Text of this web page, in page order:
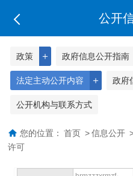
公开
＋
政策 政府信息公开指南
＋
法定主动公开内容 政府
公开机构与联系方式
您的位置： 首页 > 信息公开
许可